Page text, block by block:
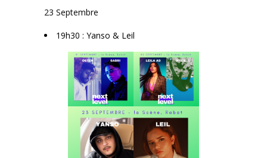
23 Septembre
19h30 : Yanso & Leil